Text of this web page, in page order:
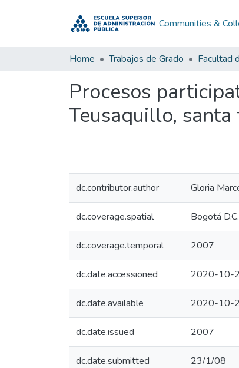
Communities &
Home Trabajos de Grado Facultad
Procesos
Teusaquillo,
dc.contributor.author Gloria
dc.coverage.spatial Bogotá
dc.coverage.temporal 2007
dc.date.accessioned 2020-10-
dc.date.available 2020-10-
dc.date.issued 2007
dc.date.submitted 23/1/08